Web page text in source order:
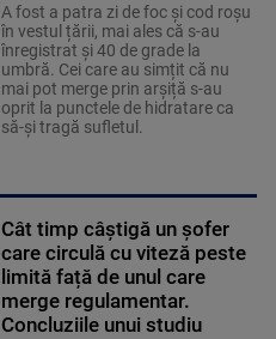
A fost a patra zi de foc și cod roșu
în vestul țării, mai ales că s-au
înregistrat și 40 de grade la
umbră. Cei care au simțit că nu
mai pot merge prin arșiță s-au
oprit la punctele de hidratare ca
să-și tragă sufletul.
Cât timp câștigă un șofer
care circulă cu viteză peste
limită față de unul care
merge regulamentar.
Concluziile unui studiu